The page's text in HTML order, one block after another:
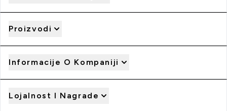
Proizvodi
Informacije O Kompaniji
Lojalnost I Nagrade